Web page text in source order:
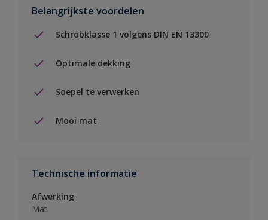
Belangrijkste voordelen
Schrobklasse 1 volgens DIN EN 13300
Optimale dekking
Soepel te verwerken
Mooi mat
Technische informatie
Afwerking
Mat